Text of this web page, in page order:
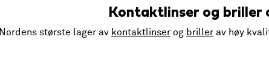
Kontaktlinser og briller
Nordens største lager av kontaktlinser og briller av høy